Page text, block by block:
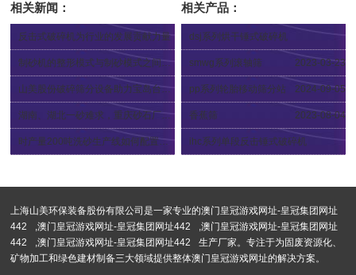
构
相关新闻：
反击式破碎机为行业的发展贡献力量
2023-08-07
制砂机的整形模式与制砂模式之间区别
2024-04-02
山美股份破碎筛分设备助力宝岛台湾钢渣处理项目
2018-09-14
湖南、湖北一砂难求，重庆砂石厂关停——长江砂石价格大涨！
2019-08-02
时产量200吨洗砂生产线如何配置？工艺流程有哪些
相关产品：
dsj系列烘干锤式破碎机
2024-09-04
smwg系列滚轴筛 2023-03-23
pp系列轮胎移动筛分站 2024-09-05
香蕉筛 2023-08-04
ihc系列单段反击锤式破碎机
上海山美环保装备股份有限公司是一家专业的澳门皇冠游戏网址-皇冠集团网址
442
,澳门皇冠游戏网址-皇冠集团网址442 ,澳门皇冠游戏网址-皇冠集团网址
442
,澳门皇冠游戏网址-皇冠集团网址442
生产厂家。专注于为固废资源化、
矿物加工和绿色建材制备三大领域提供整体澳门皇冠游戏网址的解决方案。